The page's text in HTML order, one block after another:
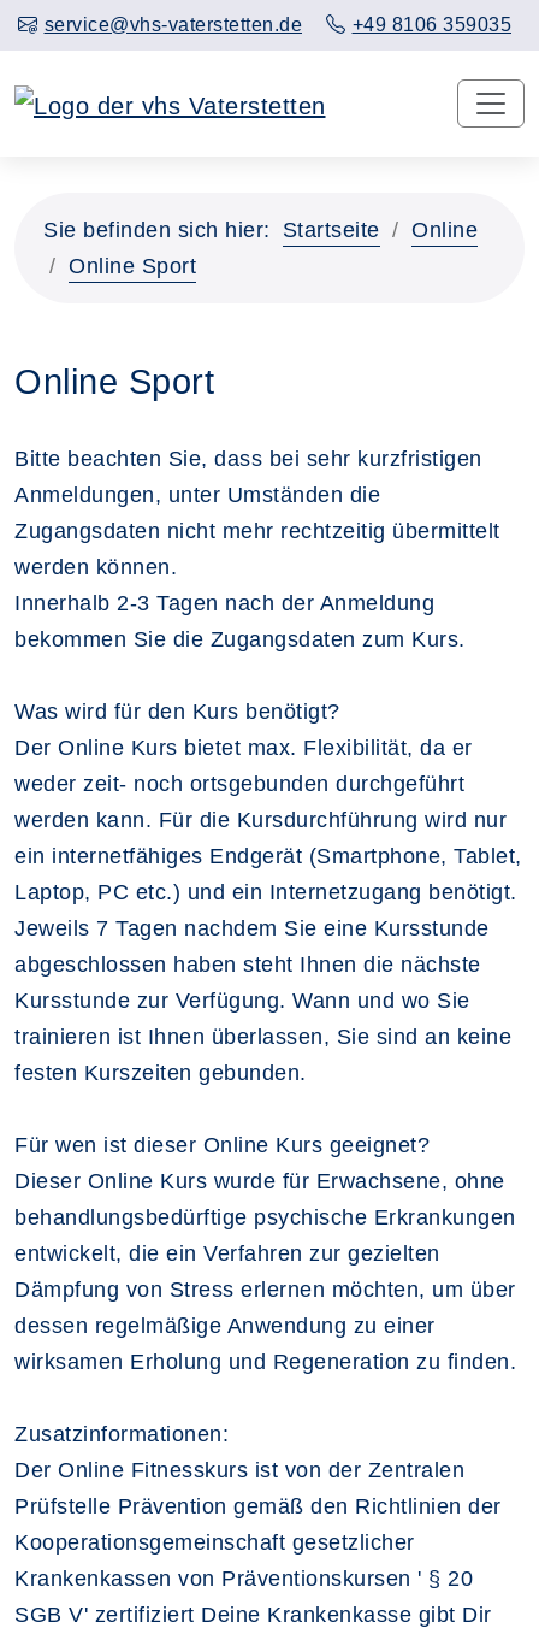
service@vhs-vaterstetten.de +49 8106 359035
Sie befinden sich hier: Startseite
Online
Online Sport
Online Sport
Bitte beachten Sie, dass bei sehr kurzfristigen
Anmeldungen, unter Umständen die
Zugangsdaten nicht mehr rechtzeitig übermittelt
werden können.
Innerhalb 2-3 Tagen nach der Anmeldung
bekommen Sie die Zugangsdaten zum Kurs.
Was wird für den Kurs benötigt?
Der Online Kurs bietet max. Flexibilität, da er
weder zeit- noch ortsgebunden durchgeführt
werden kann. Für die Kursdurchführung wird nur
ein internetfähiges Endgerät (Smartphone, Tablet,
Laptop, PC etc.) und ein Internetzugang benötigt.
Jeweils 7 Tagen nachdem Sie eine Kursstunde
abgeschlossen haben steht Ihnen die nächste
Kursstunde zur Verfügung. Wann und wo Sie
trainieren ist Ihnen überlassen, Sie sind an keine
festen Kurszeiten gebunden.
Für wen ist dieser Online Kurs geeignet?
Dieser Online Kurs wurde für Erwachsene, ohne
behandlungsbedürftige psychische Erkrankungen
entwickelt, die ein Verfahren zur gezielten
Dämpfung von Stress erlernen möchten, um über
dessen regelmäßige Anwendung zu einer
wirksamen Erholung und Regeneration zu finden.
Zusatzinformationen:
Der Online Fitnesskurs ist von der Zentralen
Prüfstelle Prävention gemäß den Richtlinien der
Kooperationsgemeinschaft gesetzlicher
Krankenkassen von Präventionskursen ' § 20
SGB V' zertifiziert Deine Krankenkasse gibt Dir